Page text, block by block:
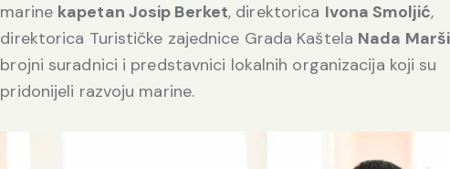
marine kapetan Josip Berket, direktorica Ivona Smoljić,
direktorica Turističke zajednice Grada Kaštela Nada
brojni suradnici i predstavnici lokalnih organizacija koji su
pridonijeli razvoju marine.